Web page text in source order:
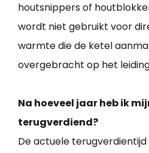
houtsnippers of
wordt niet gebruikt voor
warmte die de ketel
overgebracht op het
Na hoeveel jaar heb ik
terugverdiend?
De actuele